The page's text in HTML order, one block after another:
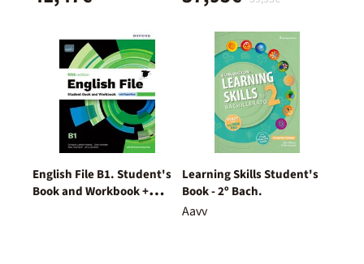
English File B1. Student's
Book and Workbook +
Learning Skills Student's
Book - 2º Bach.
Aavv